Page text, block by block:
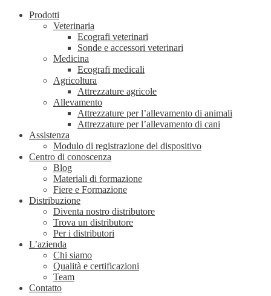
Prodotti
Veterinaria
Ecografi veterinari
Sonde e accessori veterinari
Medicina
Ecografi medicali
Agricoltura
Attrezzature agricole
Allevamento
Attrezzature per l’allevamento di animali
Attrezzature per l’allevamento di cani
Assistenza
Modulo di registrazione del dispositivo
Centro di conoscenza
Blog
Materiali di formazione
Fiere e Formazione
Distribuzione
Diventa nostro distributore
Trova un distributore
Per i distributori
L’azienda
Chi siamo
Qualità e certificazioni
Team
Contatto